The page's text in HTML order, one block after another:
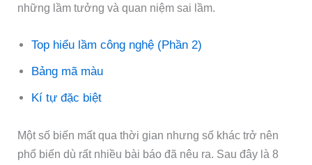
những lầm tưởng và quan niệm sai lầm.
Top hiểu lầm công nghệ (Phần 2)
Bảng mã màu
Kí tự đặc biệt
Một số biến mất qua thời gian nhưng số khác trở nên
phổ biến dù rất nhiều bài báo đã nêu ra. Sau đây là 8